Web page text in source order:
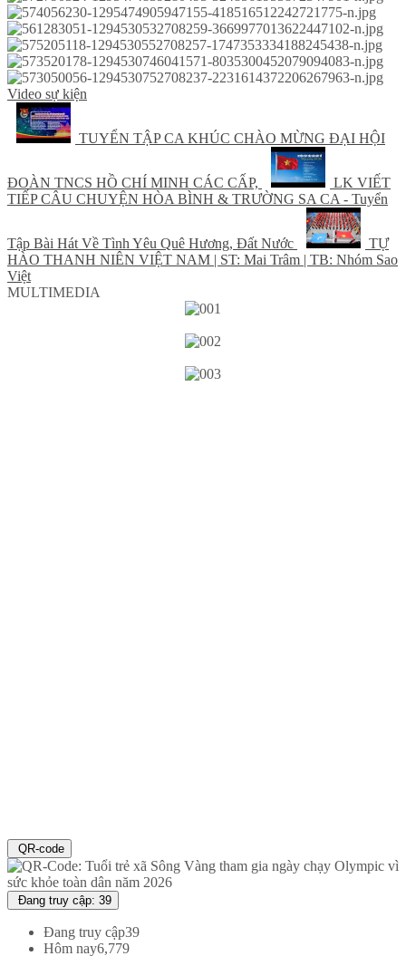
Video sự kiện
TUYỂN TẬP CA KHÚC CHÀO MỪNG ĐẠI HỘI
ĐOÀN TNCS HỒ CHÍ MINH CÁC CẤP,
LK VIẾT
TIẾP CÂU CHUYỆN HÒA BÌNH & TRƯỜNG SA CA - Tuyển
Tập Bài Hát Về Tình Yêu Quê Hương, Đất Nước
TỰ
HÀO THANH NIÊN VIỆT NAM | ST: Mai Trâm | TB: Nhóm Sao
Việt
MULTIMEDIA
QR-code
Đang truy cập: 39
Đang truy cập39
Hôm nay6,779